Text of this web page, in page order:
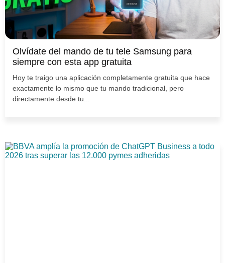
Olvídate del mando de tu tele Samsung para
siempre con esta app gratuita
Hoy te traigo una aplicación completamente gratuita que hace
exactamente lo mismo que tu mando tradicional, pero
directamente desde tu...